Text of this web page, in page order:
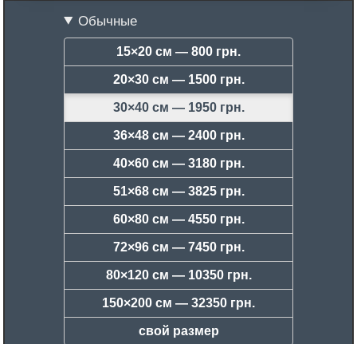
Обычные
15×20 см — 800 грн.
20×30 см — 1500 грн.
30×40 см — 1950 грн.
36×48 см — 2400 грн.
40×60 см — 3180 грн.
51×68 см — 3825 грн.
60×80 см — 4550 грн.
72×96 см — 7450 грн.
80×120 см — 10350 грн.
150×200 см — 32350 грн.
свой размер